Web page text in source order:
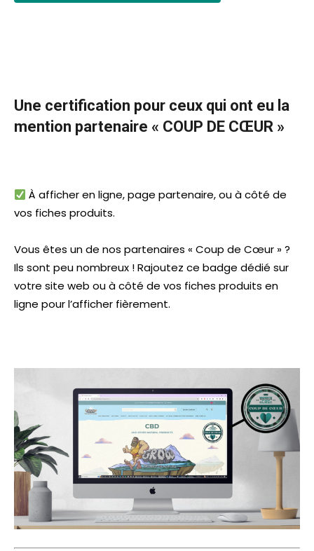
Une certification pour ceux qui ont eu la
mention partenaire « COUP DE CŒUR »
À afficher en ligne, page partenaire, ou à côté de
vos fiches produits.
Vous êtes un de nos partenaires « Coup de Cœur » ?
Ils sont peu nombreux ! Rajoutez ce badge dédié sur
votre site web ou à côté de vos fiches produits en
ligne pour l’afficher fièrement.